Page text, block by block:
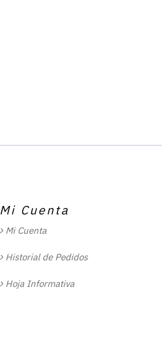
Mi Cuenta
Mi Cuenta
Historial de Pedidos
Hoja Informativa